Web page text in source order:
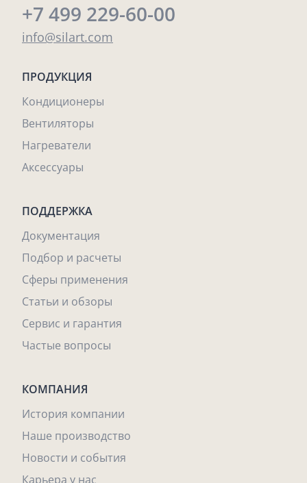
+7 499 229-60-00
info@silart.com
ПРОДУКЦИЯ
Кондиционеры
Вентиляторы
Нагреватели
Аксессуары
ПОДДЕРЖКА
Документация
Подбор и расчеты
Сферы применения
Статьи и обзоры
Сервис и гарантия
Частые вопросы
КОМПАНИЯ
История компании
Наше производство
Новости и события
Карьера у нас